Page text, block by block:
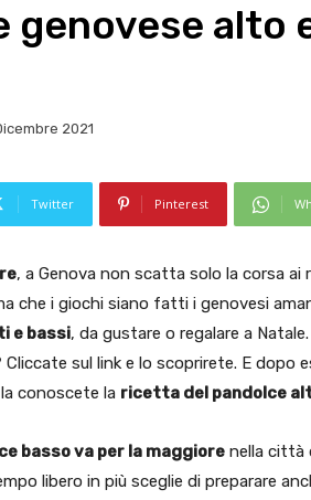
genovese alto
2021
Twitter Pinterest
, a Genova non scatta solo la corsa ai
che i giochi siano fatti i genovesi
e bassi, da gustare o regalare a
Cliccate sul link e lo scoprirete. E
conoscete la ricetta del pandolce
basso va per la maggiore nella città
libero in più sceglie di preparare